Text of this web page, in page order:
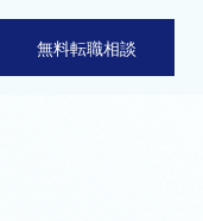
無料転職相談